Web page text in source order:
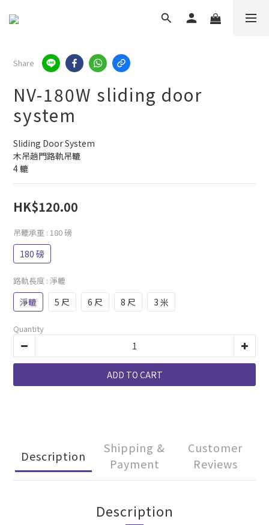
Share
NV-180W sliding door
system
Sliding Door System
木吊趟門路軌吊轆
4 轆
HK$120.00
吊轆承重 : 180 磅
180 磅
路軌長度 : 淨轆
淨轆 5 尺 6 尺 8 尺 3 米
Quantity
ADD TO CART
Description
Shipping &
Payment
Customer
Reviews
Description